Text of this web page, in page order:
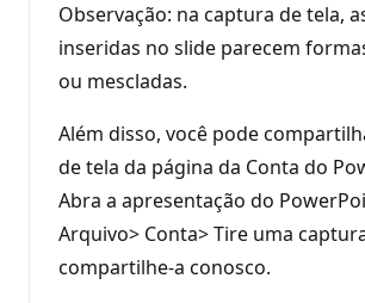
Observação: na captura de tela,
inseridas no slide parecem
ou mescladas.
Além disso, você pode
de tela da página da Conta do
Abra a apresentação do
Arquivo> Conta> Tire uma
compartilhe-a conosco.